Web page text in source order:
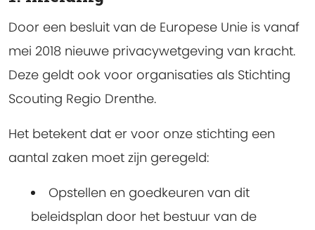
Door een besluit van de Europese Unie is vanaf
mei 2018 nieuwe privacywetgeving van kracht.
Deze geldt ook voor organisaties als Stichting
Scouting Regio Drenthe.
Het betekent dat er voor onze stichting een
aantal zaken moet zijn geregeld:
Opstellen en goedkeuren van dit
beleidsplan door het bestuur van de